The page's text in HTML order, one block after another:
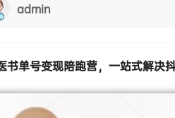
admin
书单号变现陪跑营，一站式解决